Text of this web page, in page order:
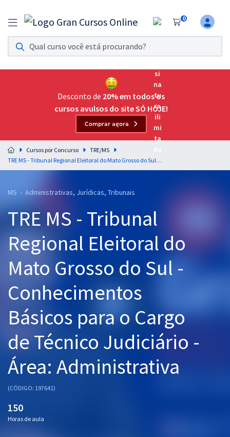
0
Assinatura Ilimitada 11
Acesso a todos os cursos. Teste grátis por 7 dias!
Assinatura OAB Até Passar
Acesso ilimitado a toda preparação para o Exame da
Residências Multiprofissionais
Preparação completa e intensiva para as principais
residências em saúde do Brasil
Cursos 20% OFF
Pós
Graduação
OAB
Mentorias
Questões grátis
Conteúdo gratuito
Desconto de 20% em todos os
cursos avulsos do site SÓ HOJE!
Comprar agora
Cursos por Concurso
TRE/MS
TRE MS - Tribunal Regional Eleitoral do Mato Grosso do Sul - Conhecimentos Básicos para o Cargo de Técnico Judiciário - Área: Administrativa
MS - Administrativas, Jurídicas, Tribunais
TRE MS - Tribunal
Regional Eleitoral do
Mato Grosso do Sul -
Conhecimentos
Básicos para o Cargo
de Técnico Judiciário -
Área: Administrativa
(CÓDIGO: 197641)
150
Horas de aula